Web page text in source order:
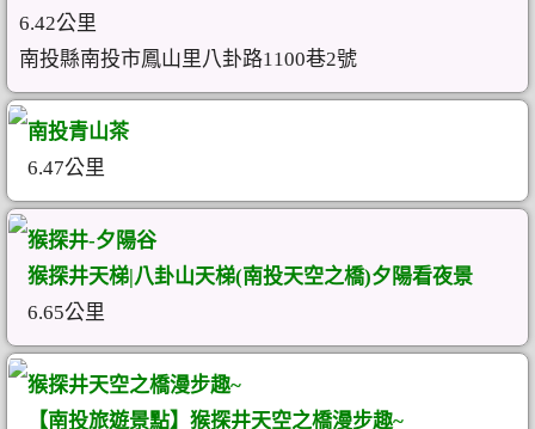
6.42公里
南投縣南投市鳳山里八卦路1100巷2號
南投青山茶
6.47公里
猴探井-夕陽谷
猴探井天梯|八卦山天梯(南投天空之橋)夕陽看夜景
6.65公里
猴探井天空之橋漫步趣~
【南投旅遊景點】猴探井天空之橋漫步趣~